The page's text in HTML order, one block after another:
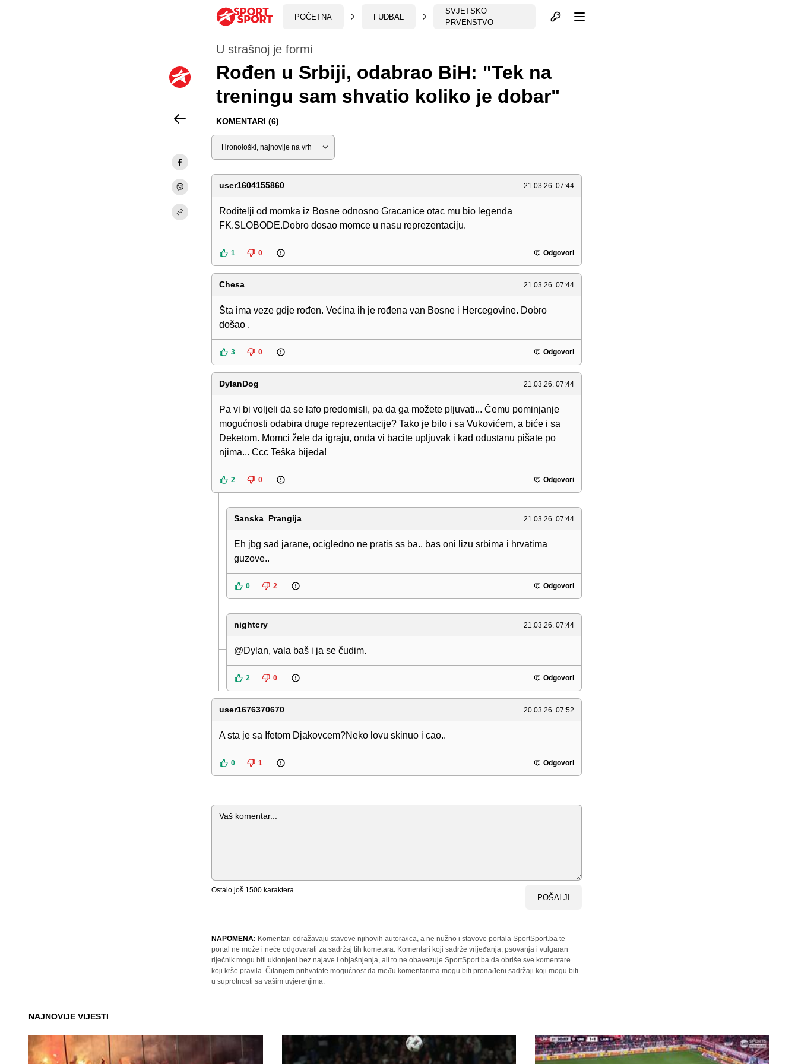
POČETNA FUDBAL
SVJETSKO
PRVENSTVO
Otvori profil
U strašnoj je formi
Rođen u Srbiji, odabrao BiH: "Tek na
treningu sam shvatio koliko je dobar"
KOMENTARI (6)
Sortiraj
user1604155860 21.03.26. 07:44
Roditelji od momka iz Bosne odnosno Gracanice otac mu bio legenda
FK.SLOBODE.Dobro dosao momce u nasu reprezentaciju.
1 0 Odgovori
Chesa 21.03.26. 07:44
Šta ima veze gdje rođen. Većina ih je rođena van Bosne i Hercegovine. Dobro
došao .
3 0 Odgovori
DylanDog 21.03.26. 07:44
Pa vi bi voljeli da se lafo predomisli, pa da ga možete pljuvati... Čemu pominjanje
mogućnosti odabira druge reprezentacije? Tako je bilo i sa Vukovićem, a biće i sa
Deketom. Momci žele da igraju, onda vi bacite upljuvak i kad odustanu pišate po
njima... Ccc Teška bijeda!
2 0 Odgovori
Sanska_Prangija 21.03.26. 07:44
Eh jbg sad jarane, ocigledno ne pratis ss ba.. bas oni lizu srbima i hrvatima
guzove..
0 2 Odgovori
nightcry 21.03.26. 07:44
@Dylan, vala baš i ja se čudim.
2 0 Odgovori
user1676370670 20.03.26. 07:52
A sta je sa Ifetom Djakovcem?Neko lovu skinuo i cao..
0 1 Odgovori
Komentar
Ostalo još 1500 karaktera
POŠALJI
NAPOMENA: Komentari odražavaju stavove njihovih autora/ica, a ne nužno i stavove portala SportSport.ba te
portal ne može i neće odgovarati za sadržaj tih kometara. Komentari koji sadrže vrijeđanja, psovanja i vulgaran
riječnik mogu biti uklonjeni bez najave i objašnjenja, ali to ne obavezuje SportSport.ba da obriše sve komentare
koji krše pravila. Čitanjem prihvatate mogućnost da među komentarima mogu biti pronađeni sadržaji koji mogu biti
u suprotnosti sa vašim uvjerenjima.
NAJNOVIJE VIJESTI